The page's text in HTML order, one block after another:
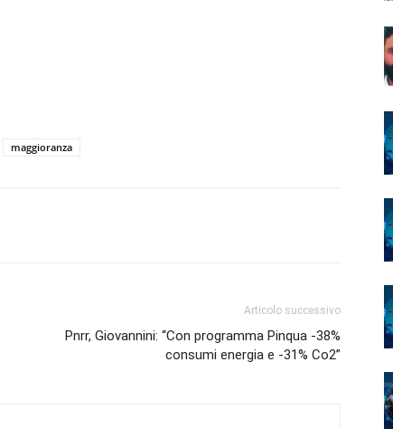
maggioranza
Articolo successivo
Pnrr, Giovannini: “Con programma Pinqua -38%
consumi energia e -31% Co2”